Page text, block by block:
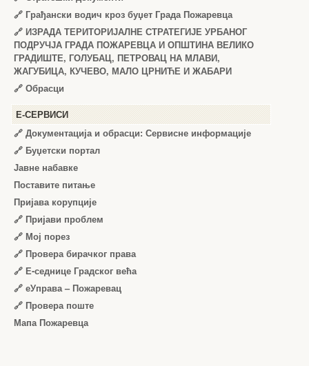
🔗 Грађански водич кроз буџет Града Пожаревца
🔗 ИЗРАДА ТЕРИТОРИЈАЛНЕ СТРАТЕГИЈЕ УРБАНОГ
ПОДРУЧЈА ГРАДА ПОЖАРЕВЦА И ОПШТИНА ВЕЛИКО
ГРАДИШТЕ, ГОЛУБАЦ, ПЕТРОВАЦ НА МЛАВИ,
ЖАГУБИЦА, КУЧЕВО, МАЛО ЦРНИЋЕ И ЖАБАРИ
🔗 Обрасци
Е-СЕРВИСИ
🔗 Документација и обрасци: Сервисне информације
🔗 Буџетски портал
Јавне набавке
Поставите питање
Пријава корупције
🔗 Пријави проблем
🔗 Мој порез
🔗 Провера бирачког права
🔗 Е-седнице Градског већа
🔗 еУправа – Пожаревац
🔗 Провера поште
Мапа Пожаревца